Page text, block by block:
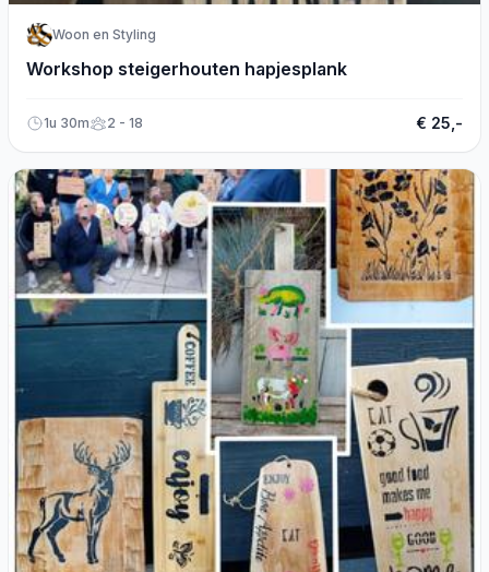
Woon en Styling
Workshop steigerhouten hapjesplank
1u 30m 2 - 18 € 25,-